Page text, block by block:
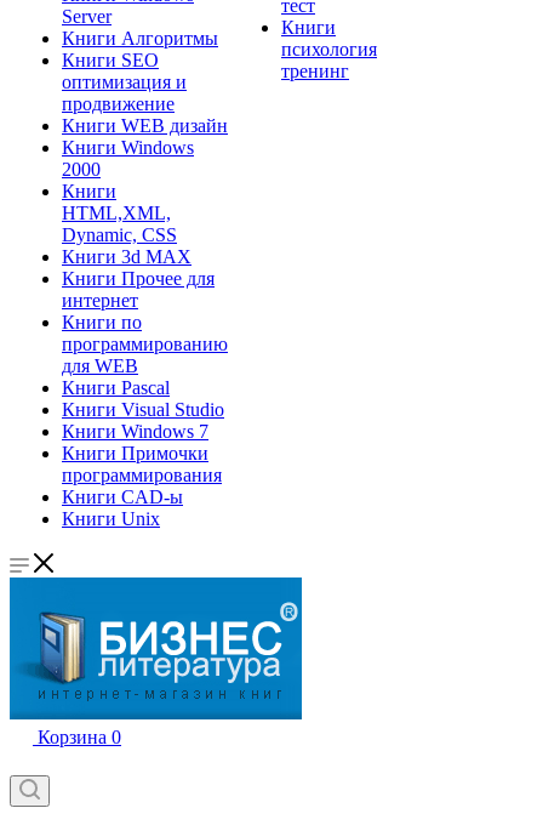
Server
Книги Алгоритмы
Книги SEO
оптимизация и
продвижение
Книги WEB дизайн
Книги Windows
2000
Книги
HTML,XML,
Dynamic, CSS
Книги 3d MAX
Книги Прочее для
интернет
Книги по
программированию
для WEB
Книги Pascal
Книги Visual Studio
Книги Windows 7
Книги Примочки
программирования
Книги CAD-ы
Книги Unix
тест
Книги
психология
тренинг
Корзина 0